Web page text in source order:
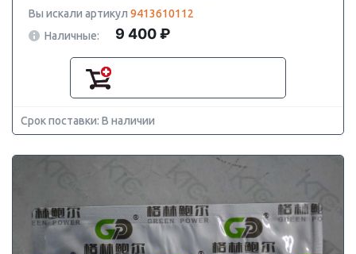
Вы искали артикул 9413610112
Наличные:
9 400 ₽
Срок поставки: В наличии